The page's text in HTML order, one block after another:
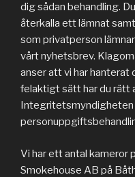
dig sådan behandling.
återkalla ett lämnat
som privatperson
vårt nyhetsbrev.
anser att vi har
felaktigt sätt har du rätt
Vi har ett antal kameror
Smokehouse AB på